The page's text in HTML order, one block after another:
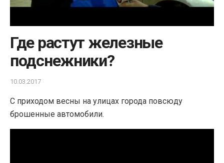
Где растут железные
подснежники?
10.03.2017
С приходом весны на улицах города повсюду
брошенные автомобили.